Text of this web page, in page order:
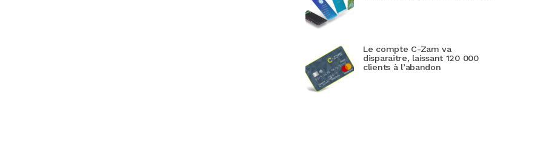
Le compte C-Zam va
disparaitre, laissant 120 000
clients à l’abandon